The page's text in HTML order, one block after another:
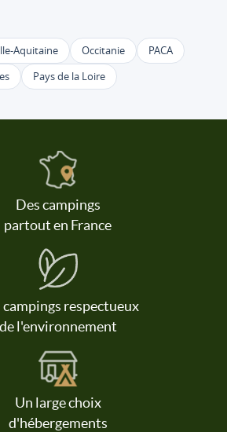
Aquitaine Occitanie
PACA
Pays de la Loire
Des campings
partout en France
campings respectueux
de l'environnement
Un large choix
d'hébergements